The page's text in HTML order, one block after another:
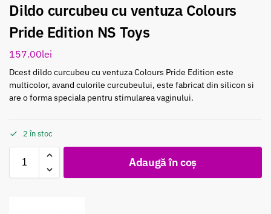
Dildo curcubeu cu ventuza Colours
Pride Edition NS Toys
157.00lei
Dcest dildo curcubeu cu ventuza Colours Pride Edition este
multicolor, avand culorile curcubeului, este fabricat din silicon si
are o forma speciala pentru stimularea vaginului.
2 în stoc
Adaugă în coș